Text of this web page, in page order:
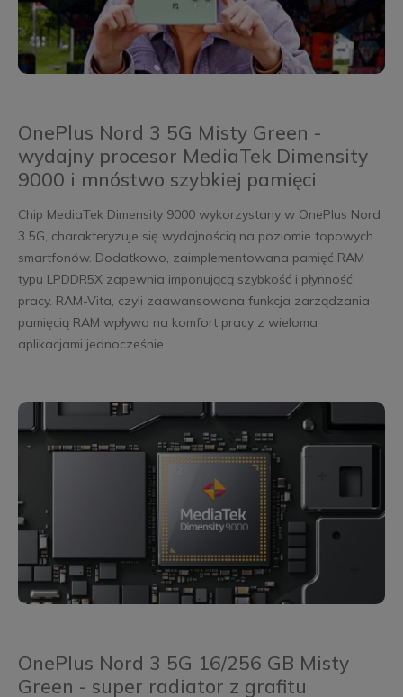
OnePlus Nord 3 5G Misty Green -
wydajny procesor MediaTek Dimensity
9000 i mnóstwo szybkiej pamięci
Chip MediaTek Dimensity 9000 wykorzystany w OnePlus Nord
3 5G, charakteryzuje się wydajnością na poziomie topowych
smartfonów. Dodatkowo, zaimplementowana pamięć RAM
typu LPDDR5X zapewnia imponującą szybkość i płynność
pracy. RAM-Vita, czyli zaawansowana funkcja zarządzania
pamięcią RAM wpływa na komfort pracy z wieloma
aplikacjami jednocześnie.
OnePlus Nord 3 5G 16/256 GB Misty
Green - super radiator z grafitu